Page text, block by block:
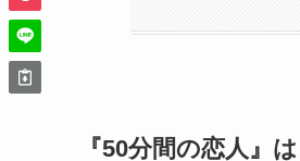
『50分間の恋人』